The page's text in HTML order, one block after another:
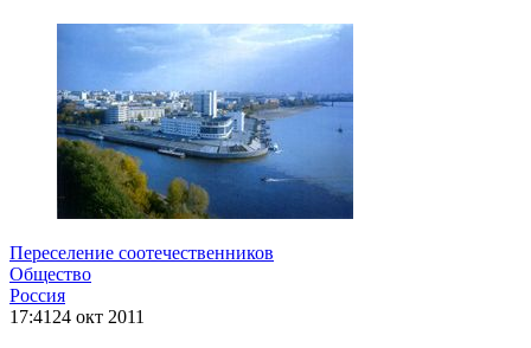
Переселение соотечественников
Общество
Россия
17:41 24 окт 2011